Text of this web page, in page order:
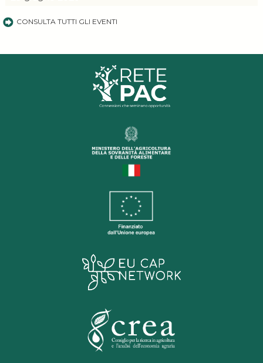
CONSULTA TUTTI GLI EVENTI